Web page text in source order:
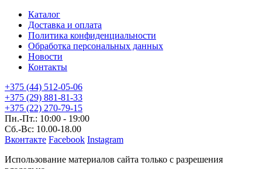
Каталог
Доставка и оплата
Политика конфиденциальности
Обработка персональных данных
Новости
Контакты
+375 (44) 512-05-06
+375 (29) 881-81-33
+375 (22) 270-79-15
Пн.-Пт.: 10:00 - 19:00
Сб.-Вс: 10.00-18.00
Вконтакте Facebook Instagram
Использование материалов сайта только с разрешения